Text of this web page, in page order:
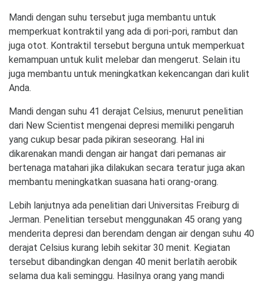
Mandi dengan suhu tersebut juga membantu untuk
memperkuat kontraktil yang ada di pori-pori, rambut dan
juga otot. Kontraktil tersebut berguna untuk memperkuat
kemampuan untuk kulit melebar dan mengerut. Selain itu
juga membantu untuk meningkatkan kekencangan dari kulit
Anda.
Mandi dengan suhu 41 derajat Celsius, menurut penelitian
dari New Scientist mengenai depresi memiliki pengaruh
yang cukup besar pada pikiran seseorang. Hal ini
dikarenakan mandi dengan air hangat dari pemanas air
bertenaga matahari jika dilakukan secara teratur juga akan
membantu meningkatkan suasana hati orang-orang.
Lebih lanjutnya ada penelitian dari Universitas Freiburg di
Jerman. Penelitian tersebut menggunakan 45 orang yang
menderita depresi dan berendam dengan air dengan suhu 40
derajat Celsius kurang lebih sekitar 30 menit. Kegiatan
tersebut dibandingkan dengan 40 menit berlatih aerobik
selama dua kali seminggu. Hasilnya orang yang mandi